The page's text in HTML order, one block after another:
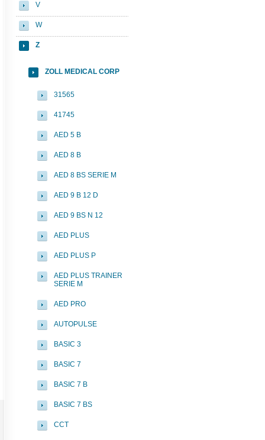
V
W
Z
ZOLL MEDICAL CORP
31565
41745
AED 5 B
AED 8 B
AED 8 BS SERIE M
AED 9 B 12 D
AED 9 BS N 12
AED PLUS
AED PLUS P
AED PLUS TRAINER
SERIE M
AED PRO
AUTOPULSE
BASIC 3
BASIC 7
BASIC 7 B
BASIC 7 BS
CCT